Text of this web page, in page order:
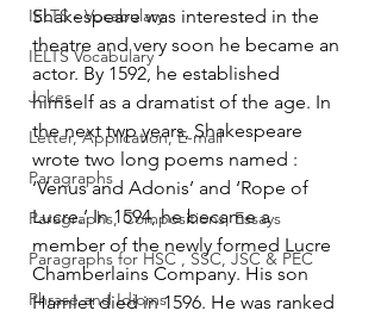
IELTS - Vocabulary
IELTS Vocabulary
Jokes
Letter, Application, E-mail
Paragraphs
Paragraphs, Compositions, Essays
Paragraphs for HSC , SSC, JSC & PEC
Phrase and Idioms
Shakespeare was interested in the
theatre and very soon he became an
actor. By 1592, he established
himself as a dramatist of the age. In
the next twp years, Shakespeare
wrote two long poems named :
‘Venus and Adonis’ and ‘Rope of
Lucre.’ In 1594, he became a
member of the newly formed Lucre
Chamberlains Company. His son
Hamlet died in 1596. He was ranked